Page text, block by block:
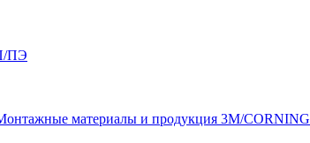
ПЭ
материалы и продукция 3M/CORNING